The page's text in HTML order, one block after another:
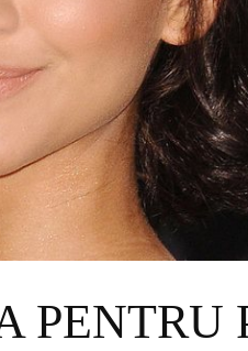
PENTRU